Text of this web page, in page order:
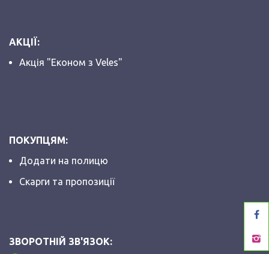
АКЦІЇ:
Акція "Економ з Veles"
ПОКУПЦЯМ:
Додати на полицю
Скарги та пропозиції
ЗВОРОТНІЙ ЗВ'ЯЗОК: